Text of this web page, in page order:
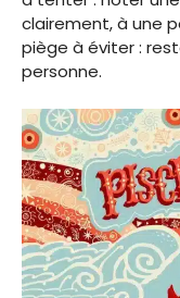
clairement, à une
piège à éviter :
personne.